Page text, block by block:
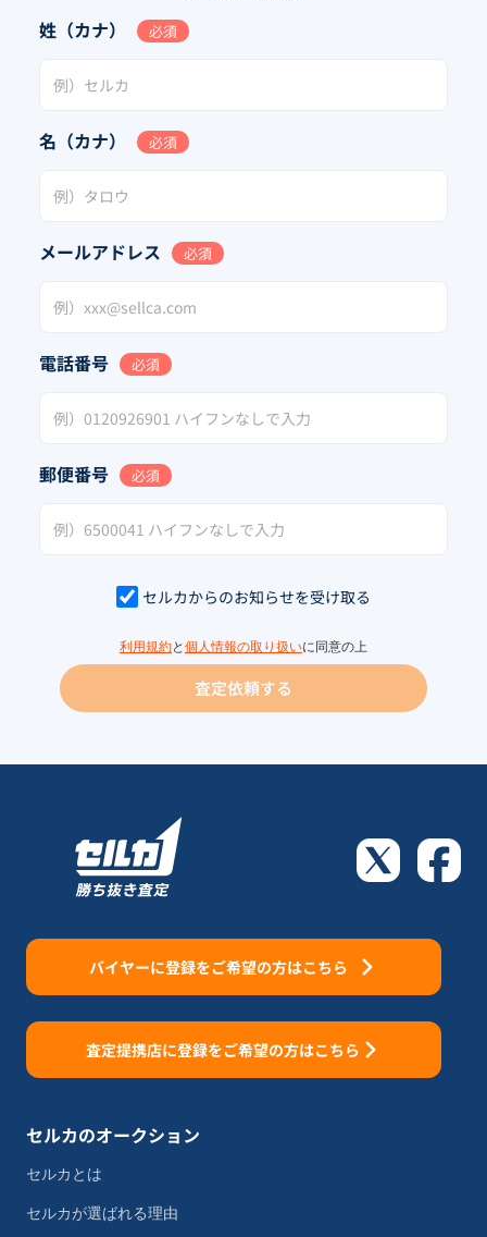
姓（カナ） 必須
名（カナ） 必須
メールアドレス 必須
電話番号 必須
郵便番号 必須
セルカからのお知らせを受け取る
利用規約と 個人情報の取り扱いに同意の上
査定依頼する
バイヤーに登録をご希望の方はこちら
査定提携店に登録をご希望の方はこちら
セルカのオークション
セルカとは
セルカが選ばれる理由